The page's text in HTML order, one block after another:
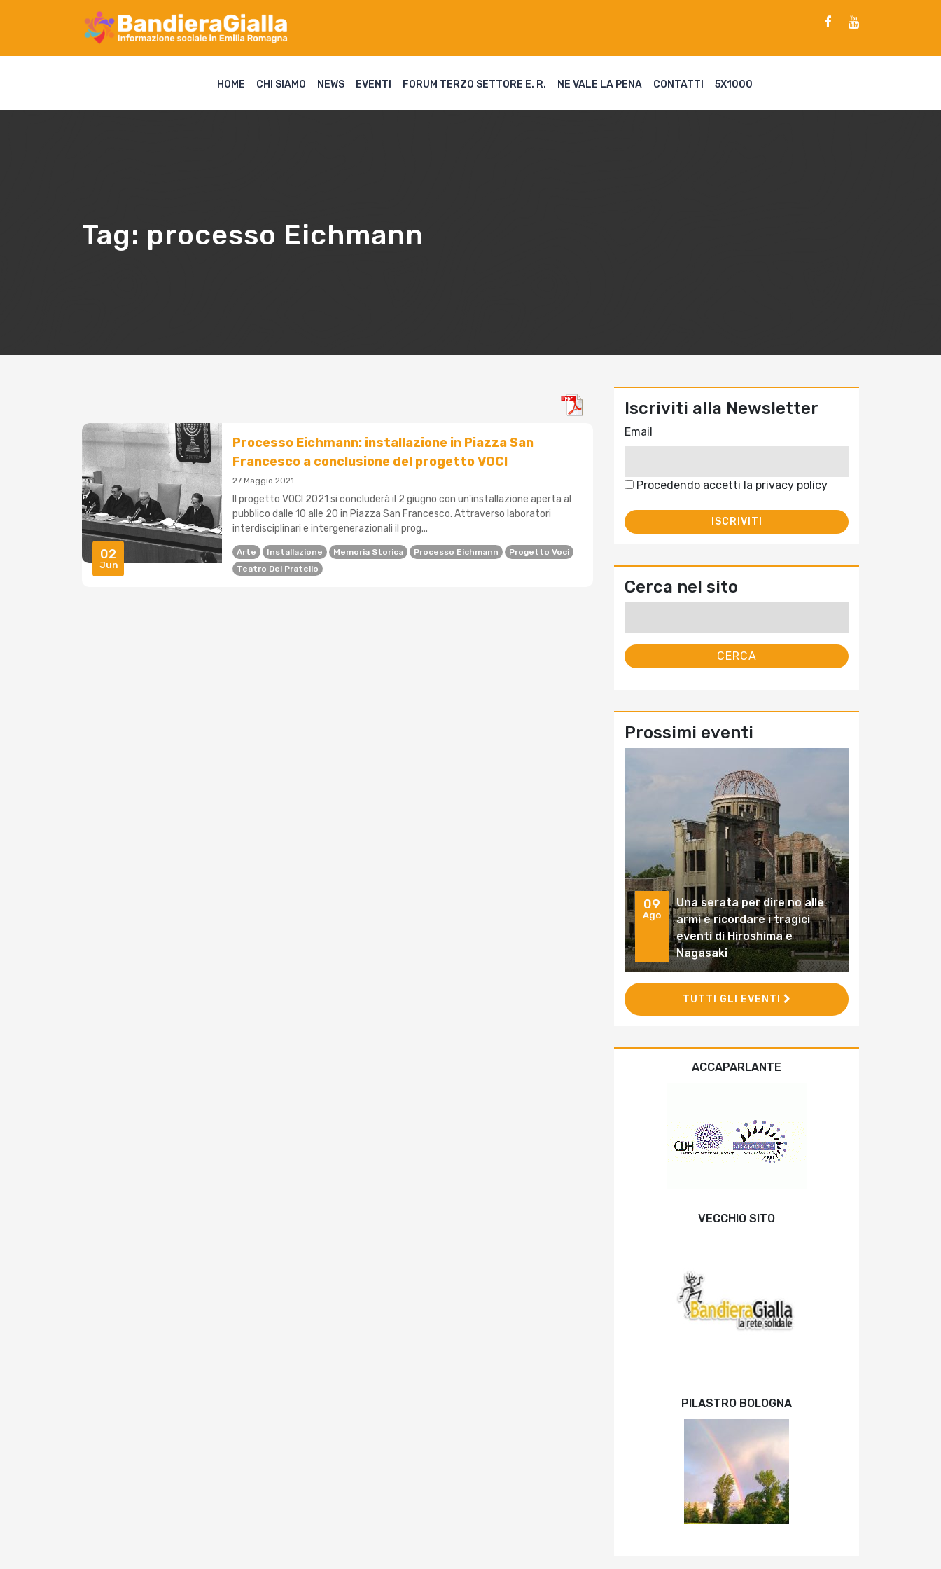
HOME CHI SIAMO NEWS EVENTI FORUM TERZO SETTORE E. R. NE VALE LA PENA CONTATTI 5X1000
Tag: processo Eichmann
02
Jun
Processo Eichmann: installazione in Piazza San
Francesco a conclusione del progetto VOCI
27 Maggio 2021
Il progetto VOCI 2021 si concluderà il 2 giugno con un'installazione aperta al
pubblico dalle 10 alle 20 in Piazza San Francesco. Attraverso laboratori
interdisciplinari e intergenerazionali il prog...
Arte Installazione Memoria Storica Processo Eichmann
Progetto Voci
Teatro Del Pratello
Iscriviti alla Newsletter
Email
Procedendo accetti la privacy policy
Cerca nel sito
Prossimi eventi
09
Ago
Una serata per dire no alle
armi e ricordare i tragici
eventi di Hiroshima e
Nagasaki
TUTTI GLI EVENTI
ACCAPARLANTE
VECCHIO SITO
PILASTRO BOLOGNA